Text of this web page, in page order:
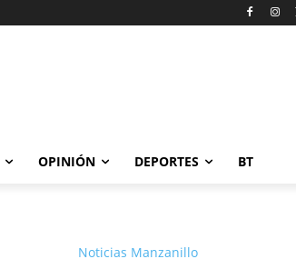
OPINIÓN DEPORTES BT
Noticias Manzanillo